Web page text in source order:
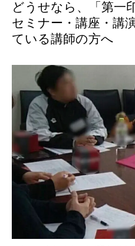
どうせなら、「第一
セミナー・講座・講
ている講師の方へ